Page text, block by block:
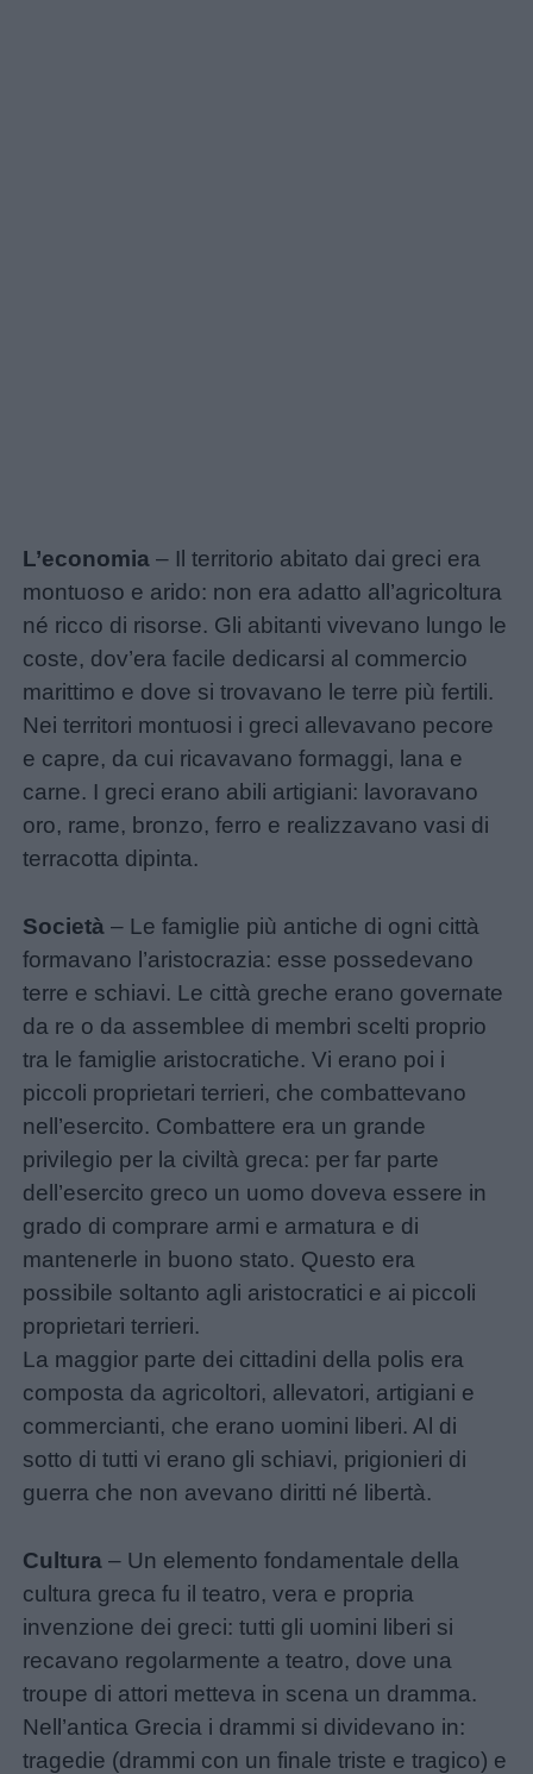
Link
utili
siamo
Contatti
Privacy
policy
L’economia – Il territorio abitato dai greci era
montuoso e arido: non era adatto all’agricoltura
né ricco di risorse. Gli abitanti vivevano lungo le
coste, dov’era facile dedicarsi al commercio
marittimo e dove si trovavano le terre più fertili.
Nei territori montuosi i greci allevavano pecore
e capre, da cui ricavavano formaggi, lana e
carne. I greci erano abili artigiani: lavoravano
oro, rame, bronzo, ferro e realizzavano vasi di
terracotta dipinta.
Società – Le famiglie più antiche di ogni città
formavano l’aristocrazia: esse possedevano
terre e schiavi. Le città greche erano governate
da re o da assemblee di membri scelti proprio
tra le famiglie aristocratiche. Vi erano poi i
piccoli proprietari terrieri, che combattevano
nell’esercito. Combattere era un grande
privilegio per la civiltà greca: per far parte
dell’esercito greco un uomo doveva essere in
grado di comprare armi e armatura e di
mantenerle in buono stato. Questo era
possibile soltanto agli aristocratici e ai piccoli
proprietari terrieri.
La maggior parte dei cittadini della polis era
composta da agricoltori, allevatori, artigiani e
commercianti, che erano uomini liberi. Al di
sotto di tutti vi erano gli schiavi, prigionieri di
guerra che non avevano diritti né libertà.
Cultura – Un elemento fondamentale della
cultura greca fu il teatro, vera e propria
invenzione dei greci: tutti gli uomini liberi si
recavano regolarmente a teatro, dove una
troupe di attori metteva in scena un dramma.
Nell’antica Grecia i drammi si dividevano in:
tragedie (drammi con un finale triste e tragico) e